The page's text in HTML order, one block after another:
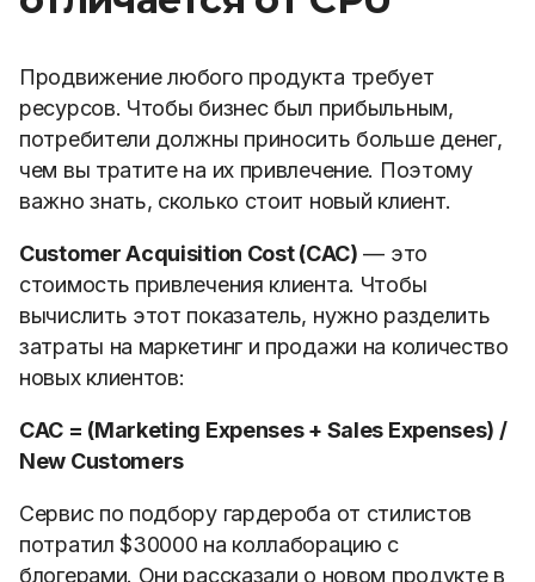
Продвижение любого продукта требует
ресурсов. Чтобы бизнес был прибыльным,
потребители должны приносить больше денег,
чем вы тратите на их привлечение. Поэтому
важно знать, сколько стоит новый клиент.
Customer Acquisition Cost (CAC) — это
стоимость привлечения клиента. Чтобы
вычислить этот показатель, нужно разделить
затраты на маркетинг и продажи на количество
новых клиентов:
CAC = (Marketing Expenses + Sales Expenses) /
New Customers
Сервис по подбору гардероба от стилистов
потратил $30000 на коллаборацию с
блогерами. Они рассказали о новом продукте в